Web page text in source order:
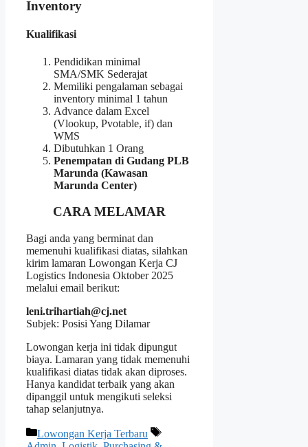
Inventory
Kualifikasi
Pendidikan minimal
SMA/SMK Sederajat
Memiliki pengalaman sebagai
inventory minimal 1 tahun
Advance dalam Excel
(Vlookup, Pvotable, if) dan
WMS
Dibutuhkan 1 Orang
Penempatan di Gudang PLB
Marunda (Kawasan
Marunda Center)
CARA MELAMAR
Bagi anda yang berminat dan
memenuhi kualifikasi diatas, silahkan
kirim lamaran Lowongan Kerja CJ
Logistics Indonesia Oktober 2025
melalui email berikut:
leni.trihartiah@cj.net
Subjek: Posisi Yang Dilamar
Lowongan kerja ini tidak dipungut
biaya. Lamaran yang tidak memenuhi
kualifikasi diatas tidak akan diproses.
Hanya kandidat terbaik yang akan
dipanggil untuk mengikuti seleksi
tahap selanjutnya.
Kategori
Lowongan Kerja Terbaru
Tag